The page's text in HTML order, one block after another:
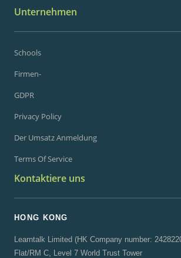
Unternehmen
Schools
Firmen-
GDPR
Privacy Policy
Der Umsatz Anmeldung
Terms Of Service
Kontaktiere uns
HONG KONG
Learntalk Limited (HK Company number:
Flat/RM C, Level 7 World Trust Tower